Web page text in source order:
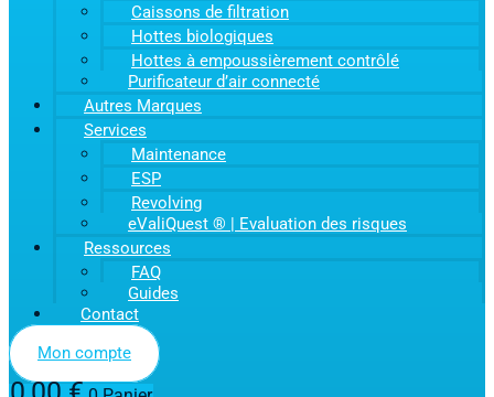
Caissons de filtration
Hottes biologiques
Hottes à empoussièrement contrôlé
Purificateur d’air connecté
Autres Marques
Services
Maintenance
ESP
Revolving
eValiQuest ® | Evaluation des risques
Ressources
FAQ
Guides
Contact
Mon compte